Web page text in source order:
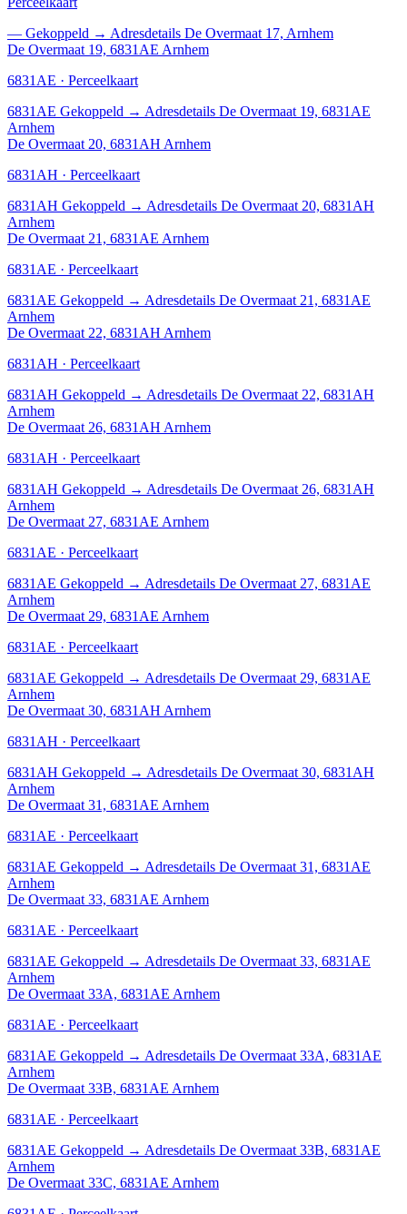
— Gekoppeld → Adresdetails De Overmaat 17, Arnhem
De Overmaat 19, 6831AE Arnhem
6831AE · Perceelkaart
6831AE Gekoppeld → Adresdetails De Overmaat 19, 6831AE
Arnhem
De Overmaat 20, 6831AH Arnhem
6831AH · Perceelkaart
6831AH Gekoppeld → Adresdetails De Overmaat 20, 6831AH
Arnhem
De Overmaat 21, 6831AE Arnhem
6831AE · Perceelkaart
6831AE Gekoppeld → Adresdetails De Overmaat 21, 6831AE
Arnhem
De Overmaat 22, 6831AH Arnhem
6831AH · Perceelkaart
6831AH Gekoppeld → Adresdetails De Overmaat 22, 6831AH
Arnhem
De Overmaat 26, 6831AH Arnhem
6831AH · Perceelkaart
6831AH Gekoppeld → Adresdetails De Overmaat 26, 6831AH
Arnhem
De Overmaat 27, 6831AE Arnhem
6831AE · Perceelkaart
6831AE Gekoppeld → Adresdetails De Overmaat 27, 6831AE
Arnhem
De Overmaat 29, 6831AE Arnhem
6831AE · Perceelkaart
6831AE Gekoppeld → Adresdetails De Overmaat 29, 6831AE
Arnhem
De Overmaat 30, 6831AH Arnhem
6831AH · Perceelkaart
6831AH Gekoppeld → Adresdetails De Overmaat 30, 6831AH
Arnhem
De Overmaat 31, 6831AE Arnhem
6831AE · Perceelkaart
6831AE Gekoppeld → Adresdetails De Overmaat 31, 6831AE
Arnhem
De Overmaat 33, 6831AE Arnhem
6831AE · Perceelkaart
6831AE Gekoppeld → Adresdetails De Overmaat 33, 6831AE
Arnhem
De Overmaat 33A, 6831AE Arnhem
6831AE · Perceelkaart
6831AE Gekoppeld → Adresdetails De Overmaat 33A, 6831AE
Arnhem
De Overmaat 33B, 6831AE Arnhem
6831AE · Perceelkaart
6831AE Gekoppeld → Adresdetails De Overmaat 33B, 6831AE
Arnhem
De Overmaat 33C, 6831AE Arnhem